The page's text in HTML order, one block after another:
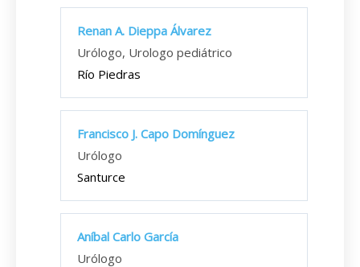
Renan A. Dieppa Álvarez
Urólogo, Urologo pediátrico
Río Piedras
Francisco J. Capo Domínguez
Urólogo
Santurce
Aníbal Carlo García
Urólogo